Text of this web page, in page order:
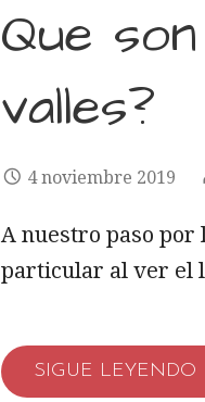
Que
valles?
4 noviembre 2019
A nuestro paso por
particular al ver el
SIGUE